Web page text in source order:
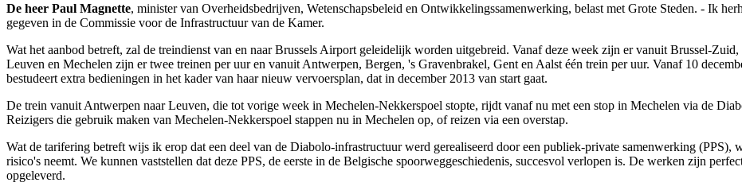
De heer Paul Magnette, minister van Overheidsbedrijven, Wetenschapsbeleid en Ontwikkelingssamenwerking, belast met Grote Steden. - Ik
gegeven in de Commissie voor de Infrastructuur van de Kamer.
Wat het aanbod betreft, zal de treindienst van en naar Brussels Airport geleidelijk worden uitgebreid. Vanaf deze week zijn er vanuit Brussel-
Leuven en Mechelen zijn er twee treinen per uur en vanuit Antwerpen, Bergen, 's Gravenbrakel, Gent en Aalst één trein per uur. Vanaf 10
bestudeert extra bedieningen in het kader van haar nieuw vervoersplan, dat in december 2013 van start gaat.
De trein vanuit Antwerpen naar Leuven, die tot vorige week in Mechelen-Nekkerspoel stopte, rijdt vanaf nu met een stop in Mechelen via de
Reizigers die gebruik maken van Mechelen-Nekkerspoel stappen nu in Mechelen op, of reizen via een overstap.
Wat de tarifering betreft wijs ik erop dat een deel van de Diabolo-infrastructuur werd gerealiseerd door een publiek-private samenwerking
risico's neemt. We kunnen vaststellen dat deze PPS, de eerste in de Belgische spoorweggeschiedenis, succesvol verlopen is. De werken zijn
opgeleverd.